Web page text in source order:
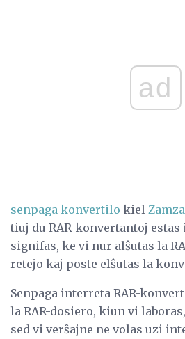
ad
senpaga konvertilo kiel
tiuj du RAR-konvertantoj
signifas, ke vi nur alŝutas la
retejo kaj poste elŝutas la
Senpaga interreta RAR-
la RAR-dosiero, kiun vi
sed vi verŝajne ne volas uzi